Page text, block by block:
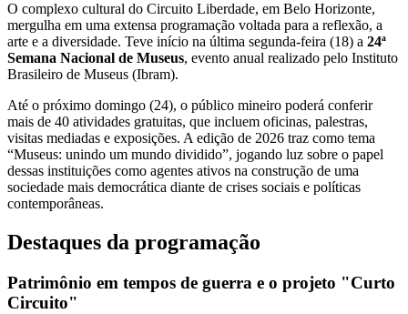
O complexo cultural do Circuito Liberdade, em Belo Horizonte,
mergulha em uma extensa programação voltada para a reflexão, a
arte e a diversidade. Teve início na última segunda-feira (18) a 24ª
Semana Nacional de Museus, evento anual realizado pelo Instituto
Brasileiro de Museus (Ibram).
Até o próximo domingo (24), o público mineiro poderá conferir
mais de 40 atividades gratuitas, que incluem oficinas, palestras,
visitas mediadas e exposições. A edição de 2026 traz como tema
“Museus: unindo um mundo dividido”, jogando luz sobre o papel
dessas instituições como agentes ativos na construção de uma
sociedade mais democrática diante de crises sociais e políticas
contemporâneas.
Destaques da programação
Patrimônio em tempos de guerra e o projeto "Curto
Circuito"